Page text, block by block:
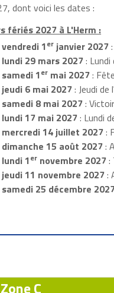
dont voici les dates :
fériés 2027 à L'Herm :
vendredi 1erjanvier 2027:
lundi 29 mars 2027: Lundi
samedi 1ermai 2027:
jeudi 6 mai 2027: Jeudi de
samedi 8 mai 2027:
lundi 17 mai 2027: Lundi
mercredi 14 juillet 2027:
dimanche 15 août 2027:
lundi 1ernovembre 2027:
jeudi 11 novembre 2027:
samedi 25 décembre
Zone C